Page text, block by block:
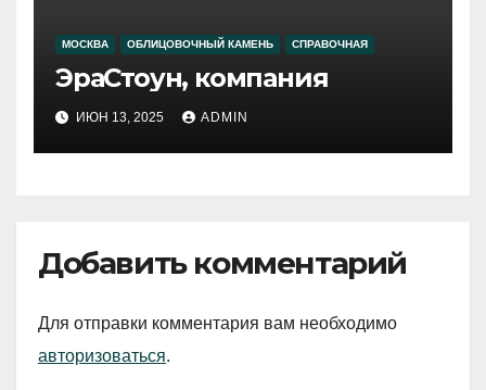
МОСКВА ОБЛИЦОВОЧНЫЙ КАМЕНЬ СПРАВОЧНАЯ
ЭраСтоун, компания
ИЮН 13, 2025 ADMIN
Добавить комментарий
Для отправки комментария вам необходимо
авторизоваться.